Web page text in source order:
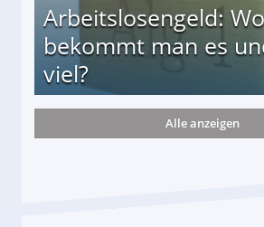
Arbeitslosengeld:
bekommt man es
viel?
und wie viel?
Alle anzeigen